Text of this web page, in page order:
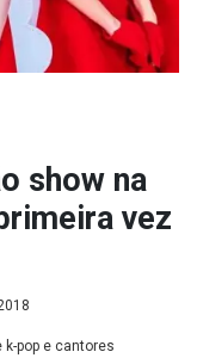
show na
vez
pop e cantores